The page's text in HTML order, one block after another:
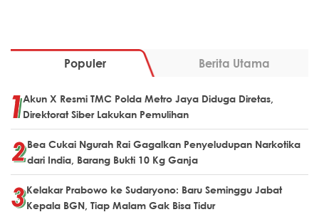
Populer Berita Utama
Akun X Resmi TMC Polda Metro Jaya Diduga Diretas,
Direktorat Siber Lakukan Pemulihan
Bea Cukai Ngurah Rai Gagalkan Penyeludupan Narkotika
dari India, Barang Bukti 10 Kg Ganja
Kelakar Prabowo ke Sudaryono: Baru Seminggu Jabat
Kepala BGN, Tiap Malam Gak Bisa Tidur